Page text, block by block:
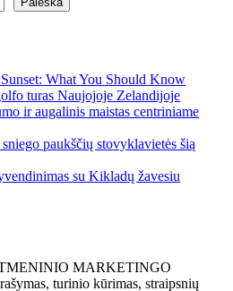
What You Should Know
turas Naujojoje Zelandijoje
ir augalinis maistas centriniame
paukščių stovyklavietės šią
su Kikladų žavesiu
MARKETINGO
turinio kūrimas, straipsnių